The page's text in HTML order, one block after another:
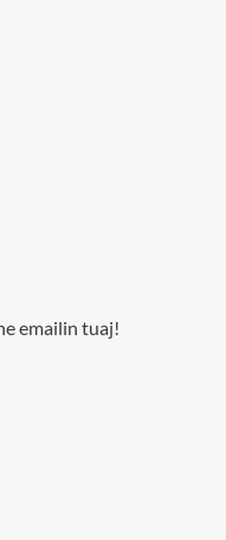
emailin tuaj!